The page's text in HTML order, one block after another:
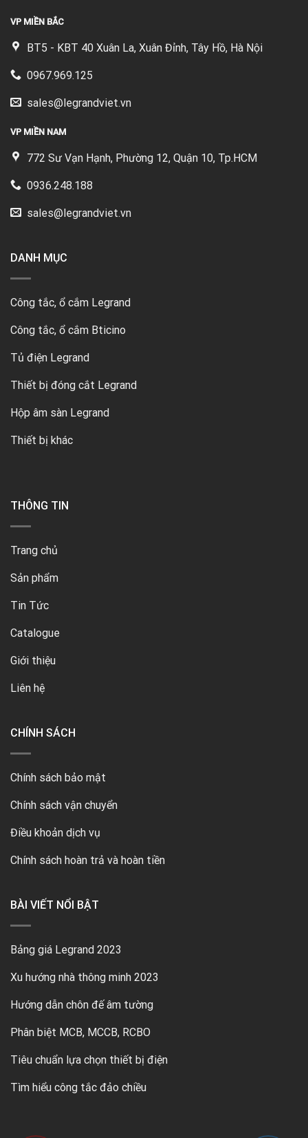
VP MIỀN BẮC
BT5 - KBT 40 Xuân La, Xuân Đỉnh, Tây Hồ, Hà Nội
0967.969.125
sales@legrandviet.vn
VP MIỀN NAM
772 Sư Vạn Hạnh, Phường 12, Quận 10, Tp.HCM
0936.248.188
sales@legrandviet.vn
DANH MỤC
Công tắc, ổ cắm Legrand
Công tắc, ổ cắm Bticino
Tủ điện Legrand
Thiết bị đóng cắt Legrand
Hộp âm sàn Legrand
Thiết bị khác
THÔNG TIN
Trang chủ
Sản phẩm
Tin Tức
Catalogue
Giới thiệu
Liên hệ
CHÍNH SÁCH
Chính sách bảo mật
Chính sách vận chuyển
Điều khoản dịch vụ
Chính sách hoàn trả và hoàn tiền
BÀI VIẾT NỔI BẬT
Bảng giá Legrand 2023
Xu hướng nhà thông minh 2023
Hướng dẫn chôn đế âm tường
Phân biệt MCB, MCCB, RCBO
Tiêu chuẩn lựa chọn thiết bị điện
Tìm hiểu công tắc đảo chiều